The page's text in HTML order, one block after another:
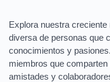
Explora nuestra
diversa de personas que
conocimientos y
miembros que
amistades y